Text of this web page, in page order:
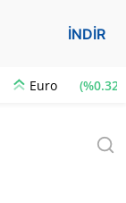
İNDİR
Euro (%0.32)